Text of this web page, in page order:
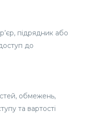
підрядник або
до
обмежень,
та вартості